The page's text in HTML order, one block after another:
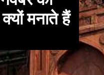
मनाते हैं